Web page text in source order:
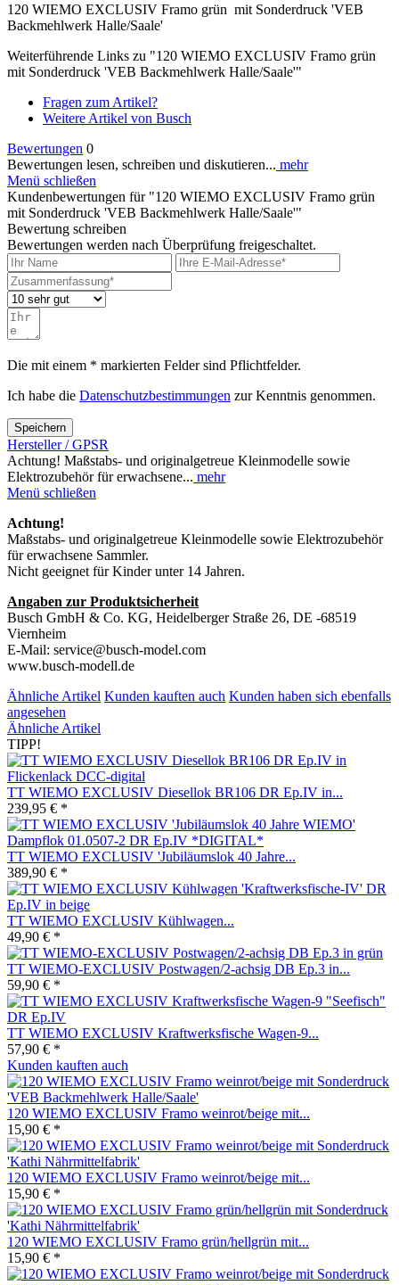
120 WIEMO EXCLUSIV Framo grün mit Sonderdruck 'VEB
Backmehlwerk Halle/Saale'
Weiterführende Links zu "120 WIEMO EXCLUSIV Framo grün
mit Sonderdruck 'VEB Backmehlwerk Halle/Saale'"
Fragen zum Artikel?
Weitere Artikel von Busch
Bewertungen 0
Bewertungen lesen, schreiben und diskutieren... mehr
Menü schließen
Kundenbewertungen für "120 WIEMO EXCLUSIV Framo grün
mit Sonderdruck 'VEB Backmehlwerk Halle/Saale'"
Bewertung schreiben
Bewertungen werden nach Überprüfung freigeschaltet.
Die mit einem * markierten Felder sind Pflichtfelder.
Ich habe die Datenschutzbestimmungen zur Kenntnis genommen.
Speichern
Hersteller / GPSR
Achtung! Maßstabs- und originalgetreue Kleinmodelle sowie
Elektrozubehör für erwachsene... mehr
Menü schließen
Achtung!
Maßstabs- und originalgetreue Kleinmodelle sowie Elektrozubehör
für erwachsene Sammler.
Nicht geeignet für Kinder unter 14 Jahren.
Angaben zur Produktsicherheit
Busch GmbH & Co. KG, Heidelberger Straße 26, DE -68519
Viernheim
E-Mail: service@busch-model.com
www.busch-modell.de
Ähnliche Artikel Kunden kauften auch Kunden haben sich ebenfalls
angesehen
Ähnliche Artikel
TIPP!
TT WIEMO EXCLUSIV Diesellok BR106 DR Ep.IV in...
239,95 € *
TT WIEMO EXCLUSIV 'Jubiläumslok 40 Jahre...
389,90 € *
TT WIEMO EXCLUSIV Kühlwagen...
49,90 € *
TT WIEMO-EXCLUSIV Postwagen/2-achsig DB Ep.3 in...
59,90 € *
TT WIEMO EXCLUSIV Kraftwerksfische Wagen-9...
57,90 € *
Kunden kauften auch
120 WIEMO EXCLUSIV Framo weinrot/beige mit...
15,90 € *
120 WIEMO EXCLUSIV Framo weinrot/beige mit...
15,90 € *
120 WIEMO EXCLUSIV Framo grün/hellgrün mit...
15,90 € *